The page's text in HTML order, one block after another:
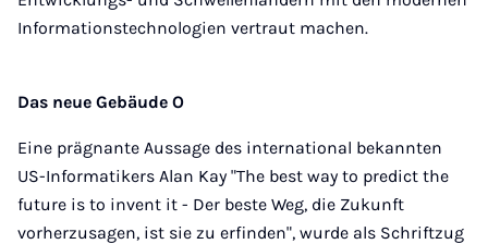
Informationstechnologien vertraut machen.
Das neue Gebäude O
Eine prägnante Aussage des international bekannten
US-Informatikers Alan Kay "The best way to predict the
future is to invent it - Der beste Weg, die Zukunft
vorherzusagen, ist sie zu erfinden", wurde als Schriftzug